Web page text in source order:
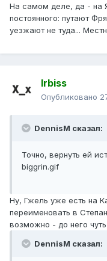
На самом деле, да - на
постоянного: путают
уезжают не туда...
Irbiss
Опубликовано
DennisM сказал:
Точно, вернуть ей
biggrin.gif
Ну, Гжель уже есть на
переименовать в
возможно - до него
DennisM сказал: